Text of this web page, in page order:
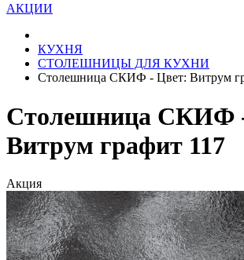
АКЦИИ
КУХНЯ
СТОЛЕШНИЦЫ ДЛЯ КУХНИ
Столешница СКИФ - Цвет: Витрум
Столешница СКИФ
Витрум графит 117
Акция